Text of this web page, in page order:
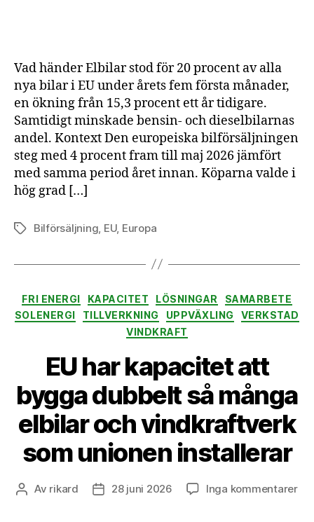
Vad händer Elbilar stod för 20 procent av alla
nya bilar i EU under årets fem första månader,
en ökning från 15,3 procent ett år tidigare.
Samtidigt minskade bensin- och dieselbilarnas
andel. Kontext Den europeiska bilförsäljningen
steg med 4 procent fram till maj 2026 jämfört
med samma period året innan. Köparna valde i
hög grad […]
EtiketterBilförsäljning EU, Europa
Kategorier
FRI ENERGI KAPACITET LÖSNINGAR
SAMARBETE
SOLENERGI
TILLVERKNING UPPVÄXLING
VERKSTAD
VINDKRAFT
EU har kapacitet att
bygga dubbelt så många
elbilar och vindkraftverk
som unionen installerar
Inläggsförfattare
Av rikard Inläggsdatum
28 juni 2026 Inga kommentarertill